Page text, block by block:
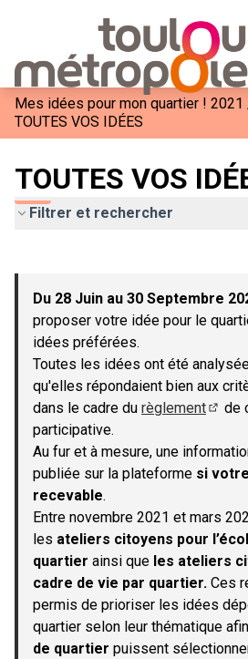
Mes idées pour mon quartier ! 2021
TOUTES VOS IDÉES
TOUTES VOS
Filtrer et rechercher
−
Du 28 Juin au 30 Septembre
proposer votre idée pour le
idées préférées.
Toutes les idées ont été
qu'elles répondaient bien aux
dans le cadre du règlement
de
participative.
Au fur et à mesure, une
publiée sur la plateforme si
recevable.
Entre novembre 2021 et mars
les ateliers citoyens pour
quartier ainsi que les ateliers
cadre de vie par quartier. Ces
permis de prioriser les idées
quartier selon leur thématique
de quartier puissent